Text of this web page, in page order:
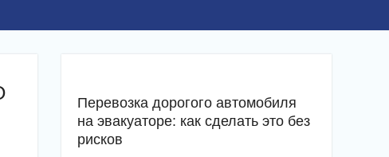
Перевозка дорогого автомобиля
на эвакуаторе: как сделать это без
рисков